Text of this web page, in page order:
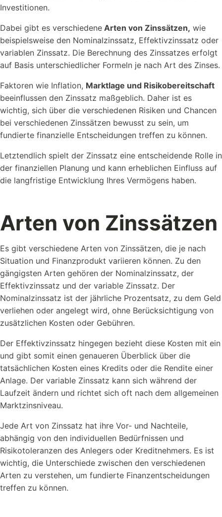
Wer sind wir?
Workstool makes team work. Jung, Dynamisch und
Investitionen.
Dabei gibt es verschiedene Arten von Zinssätzen, wie
beispielsweise den Nominalzinssatz, Effektivzinssatz oder
variablen Zinssatz. Die Berechnung des Zinssatzes erfolgt
auf Basis unterschiedlicher Formeln je nach Art des Zinses.
Faktoren wie Inflation, Marktlage und Risikobereitschaft
beeinflussen den Zinssatz maßgeblich. Daher ist es
wichtig, sich über die verschiedenen Risiken und Chancen
bei verschiedenen Zinssätzen bewusst zu sein, um
fundierte finanzielle Entscheidungen treffen zu können.
Letztendlich spielt der Zinssatz eine entscheidende Rolle in
der finanziellen Planung und kann erheblichen Einfluss auf
die langfristige Entwicklung Ihres Vermögens haben.
Arten von Zinssätzen
Es gibt verschiedene Arten von Zinssätzen, die je nach
Situation und Finanzprodukt variieren können. Zu den
gängigsten Arten gehören der Nominalzinssatz, der
Effektivzinssatz und der variable Zinssatz. Der
Nominalzinssatz ist der jährliche Prozentsatz, zu dem Geld
verliehen oder angelegt wird, ohne Berücksichtigung von
zusätzlichen Kosten oder Gebühren.
Der Effektivzinssatz hingegen bezieht diese Kosten mit ein
und gibt somit einen genaueren Überblick über die
tatsächlichen Kosten eines Kredits oder die Rendite einer
Anlage. Der variable Zinssatz kann sich während der
Laufzeit ändern und richtet sich oft nach dem allgemeinen
Marktzinsniveau.
Jede Art von Zinssatz hat ihre Vor- und Nachteile,
abhängig von den individuellen Bedürfnissen und
Risikotoleranzen des Anlegers oder Kreditnehmers. Es ist
wichtig, die Unterschiede zwischen den verschiedenen
Arten zu verstehen, um fundierte Finanzentscheidungen
treffen zu können.